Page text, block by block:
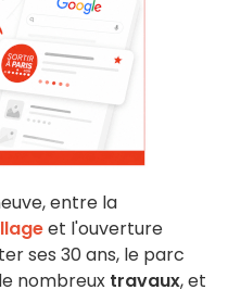
entre la
et l'ouverture
ses 30 ans, le parc
nombreux travaux, et